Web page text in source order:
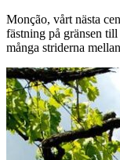
Monção, vårt nästa
fästning på gränsen
många striderna